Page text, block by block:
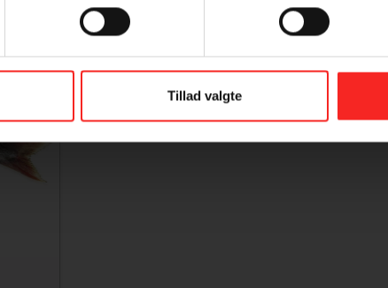
Tillad valgte